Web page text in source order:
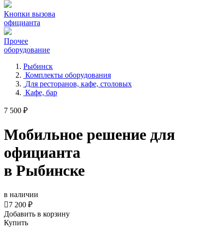
Кнопки вызова
официанта
Прочее
оборудование
Рыбинск
Комплекты оборудования
Для ресторанов, кафе, столовых
Кафе, бар
7 500 ₽
Мобильное решение для
официанта
в Рыбинске
в наличии
7 200 ₽
Добавить в корзину
Купить